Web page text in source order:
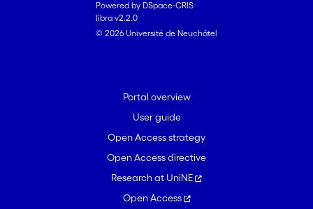
Powered by DSpace-CRIS
libra v2.2.0
© 2026 Université de Neuchâtel
Portal overview
User guide
Open Access strategy
Open Access directive
Research at UniNE
Open Access